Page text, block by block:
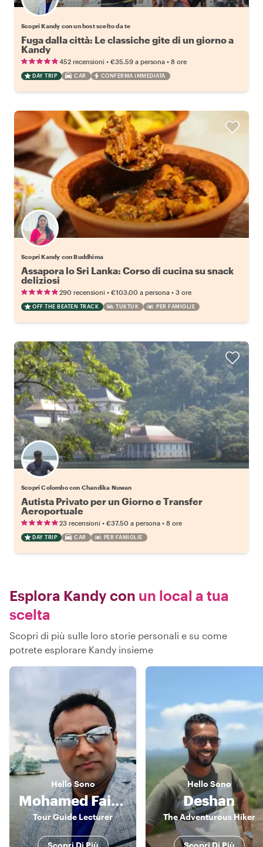
Scegli il tuo local preferito
Scopri Kandy con un host scelto da te
Fuga dalla città: Le classiche gite di un giorno a
Kandy
452 recensioni • €35.59 a persona • 8 ore
DAY TRIP CAR CONFERMA IMMEDIATA
Scopri Kandy con Buddhima
Assapora lo Sri Lanka: Corso di cucina su snack
deliziosi
290 recensioni • €103.00 a persona • 3 ore
OFF THE BEATEN TRACK TUKTUK PER FAMIGLIE
Scopri Colombo con Chandika Nuwan
Autista Privato per un Giorno e Transfer
Aeroportuale
23 recensioni • €37.50 a persona • 8 ore
DAY TRIP CAR PER FAMIGLIE
Esplora Kandy con un local a tua
scelta
Scopri di più sulle loro storie personali e su come
potrete esplorare Kandy insieme
Hello Sono
Mohamed Faizal
Tour Guide Lecturer
Scopri Di Più
Hello Sono
Deshan
The Adventurous Hiker
Scopri Di Più